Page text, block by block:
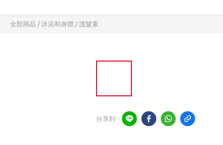
全部商品 / 沐浴和身體 / 護髮素
分享到